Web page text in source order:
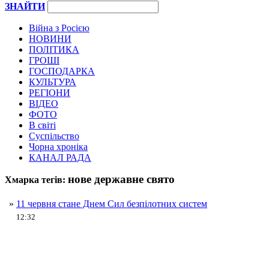
ЗНАЙТИ
Війна з Росією
НОВИНИ
ПОЛІТИКА
ГРОШІ
ГОСПОДАРКА
КУЛЬТУРА
РЕГІОНИ
ВІДЕО
ФОТО
В світі
Суспільство
Чорна хроніка
КАНАЛ РАДА
Хмарка тегів: нове державне свято
» 11 червня стане Днем Сил безпілотних систем
12:32